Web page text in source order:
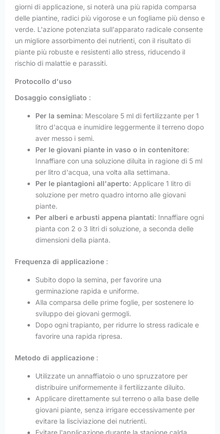
giorni di applicazione, si noterà una più rapida comparsa
delle piantine, radici più vigorose e un fogliame più denso e
verde. L'azione potenziata sull'apparato radicale consente
un migliore assorbimento dei nutrienti, con il risultato di
piante più robuste e resistenti allo stress, riducendo il
rischio di malattie e parassiti.
Protocollo d'uso
Dosaggio consigliato :
Per la semina: Mescolare 5 ml di fertilizzante per 1
litro d'acqua e inumidire leggermente il terreno dopo
aver messo i semi.
Per le giovani piante in vaso o in contenitore:
Innaffiare con una soluzione diluita in ragione di 5 ml
per litro d'acqua, una volta alla settimana.
Per le piantagioni all'aperto: Applicare 1 litro di
soluzione per metro quadro intorno alle giovani
piante.
Per alberi e arbusti appena piantati: Innaffiare ogni
pianta con 2 o 3 litri di soluzione, a seconda delle
dimensioni della pianta.
Frequenza di applicazione :
Subito dopo la semina, per favorire una
germinazione rapida e uniforme.
Alla comparsa delle prime foglie, per sostenere lo
sviluppo dei giovani germogli.
Dopo ogni trapianto, per ridurre lo stress radicale e
favorire una rapida ripresa.
Metodo di applicazione :
Utilizzate un annaffiatoio o uno spruzzatore per
distribuire uniformemente il fertilizzante diluito.
Applicare direttamente sul terreno o alla base delle
giovani piante, senza irrigare eccessivamente per
evitare la lisciviazione dei nutrienti.
Evitare l'applicazione durante la stagione calda,